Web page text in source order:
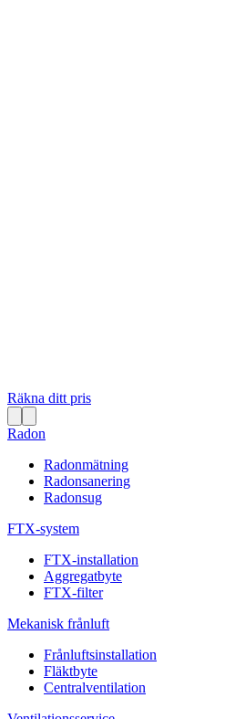
Räkna ditt pris
Radon
Radonmätning
Radonsanering
Radonsug
FTX-system
FTX-installation
Aggregatbyte
FTX-filter
Mekanisk frånluft
Frånluftsinstallation
Fläktbyte
Centralventilation